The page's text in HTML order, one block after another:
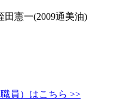
田憲一(2009通美油)
員）はこちら >>